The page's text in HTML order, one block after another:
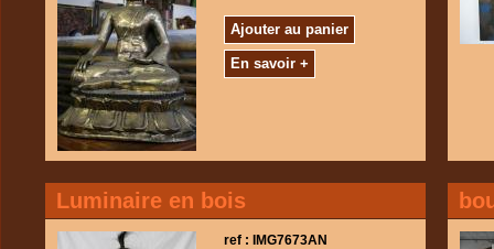
Ajouter au panier
En savoir +
Luminaire en bois
ref : IMG7673AN